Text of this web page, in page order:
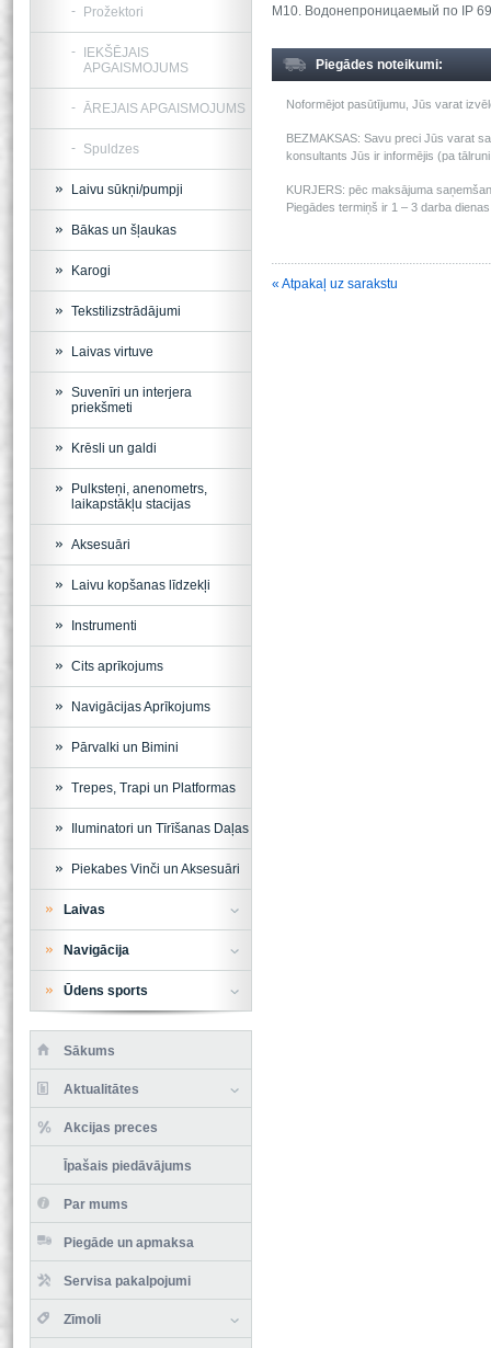
М10. Водонепроницаемый по IP
Piegādes noteikumi:
Noformējot pasūtījumu, Jūs varat
BEZMAKSAS: Savu preci Jūs varat
konsultants Jūs ir informējis (pa
KURJERS: pēc maksājuma
Piegādes termiņš ir 1 – 3 darba
« Atpakaļ uz sarakstu
Prožektori
IEKŠĒJAIS
APGAISMOJUMS
ĀREJAIS APGAISMOJUMS
Spuldzes
Laivu sūkņi/pumpji
Bākas un šļaukas
Karogi
Tekstilizstrādājumi
Laivas virtuve
Suvenīri un interjera
priekšmeti
Krēsli un galdi
Pulksteņi, anenometrs,
laikapstākļu stacijas
Aksesuāri
Laivu kopšanas līdzekļi
Instrumenti
Cits aprīkojums
Navigācijas Aprīkojums
Pārvalki un Bimini
Trepes, Trapi un Platformas
Iluminatori un Tīrīšanas Daļas
Piekabes Vinči un Aksesuāri
Laivas
Navigācija
Ūdens sports
Sākums
Aktualitātes
Akcijas preces
Īpašais piedāvājums
Par mums
Piegāde un apmaksa
Servisa pakalpojumi
Zīmoli